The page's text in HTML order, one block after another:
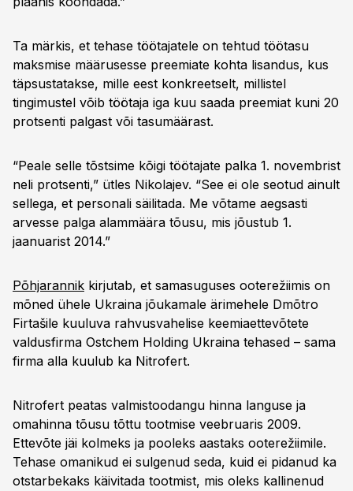
Ta märkis, et tehase töötajatele on tehtud töötasu
maksmise määrusesse preemiate kohta lisandus, kus
täpsustatakse, mille eest konkreetselt, millistel
tingimustel võib töötaja iga kuu saada preemiat kuni 20
protsenti palgast või tasumäärast.
“Peale selle tõstsime kõigi töötajate palka 1. novembrist
neli protsenti,” ütles Nikolajev. “See ei ole seotud ainult
sellega, et personali säilitada. Me võtame aegsasti
arvesse palga alammäära tõusu, mis jõustub 1.
jaanuarist 2014.”
Põhjarannik kirjutab, et samasuguses ooterežiimis on
mõned ühele Ukraina jõukamale ärimehele Dmõtro
Firtašile kuuluva rahvusvahelise keemiaettevõtete
valdusfirma Ostchem Holding Ukraina tehased – sama
firma alla kuulub ka Nitrofert.
Nitrofert peatas valmistoodangu hinna languse ja
omahinna tõusu tõttu tootmise veebruaris 2009.
Ettevõte jäi kolmeks ja pooleks aastaks ooterežiimile.
Tehase omanikud ei sulgenud seda, kuid ei pidanud ka
otstarbekaks käivitada tootmist, mis oleks kallinenud